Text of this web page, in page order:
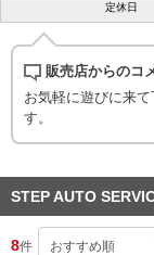
定休日
販売店からのコ
お気軽に遊びに来
す。
STEP AUTO
8件